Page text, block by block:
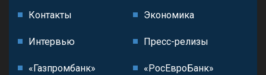
Контакты Экономика
Интервью Пресс-релизы
«Газпромбанк» «РосЕвроБанк»